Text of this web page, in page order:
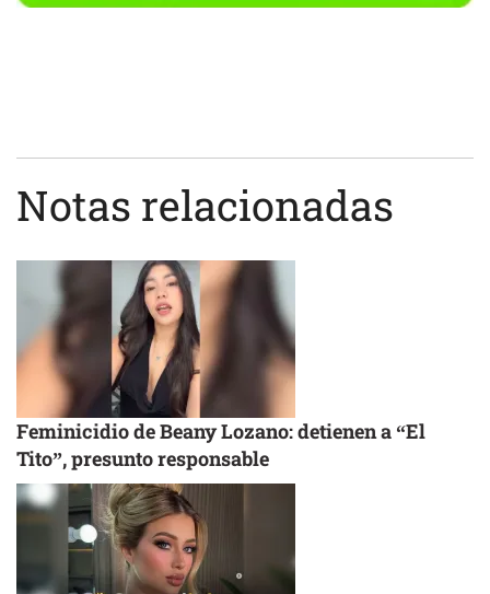
Notas relacionadas
Feminicidio de Beany Lozano: detienen a “El
Tito”, presunto responsable